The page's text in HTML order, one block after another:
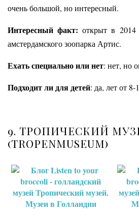
очень большой, но интересный.
Интересный факт: открыт в 2014
амстердамского зоопарка Артис.
Ехать специально или нет: нет, но
Подходит ли для детей: да, лет от 8-
9. ТРОПИЧЕСКИЙ
(TROPENMUSEUM)